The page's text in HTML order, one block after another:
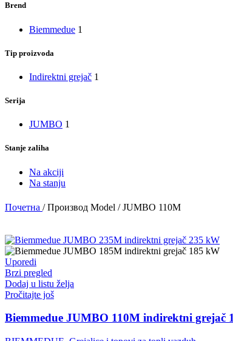
Brend
Biemmedue 1
Tip proizvoda
Indirektni grejač 1
Serija
JUMBO 1
Stanje zaliha
Na akciji
Na stanju
Почетна / Производ Model / JUMBO 110M
Uporedi
Brzi pregled
Dodaj u listu želja
Pročitajte još
Biemmedue JUMBO 110M indirektni grejač